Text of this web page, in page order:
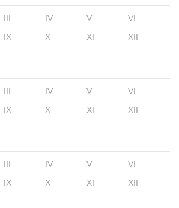
III IV V
VI
IX X XI XII
III IV V
VI
IX X XI XII
III IV V
VI
IX X XI XII